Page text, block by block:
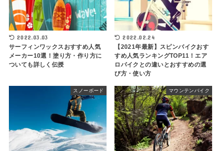
2022.03.03
サーフィンワックスおすすめ人気
メーカー10選！塗り方・作り方に
ついても詳しく伝授
2022.02.24
【2021年最新】スピンバイクおす
すめ人気ランキングTOP11！エア
ロバイクとの違いとおすすめの選
び方・使い方
スノーボード マウンテンバイク